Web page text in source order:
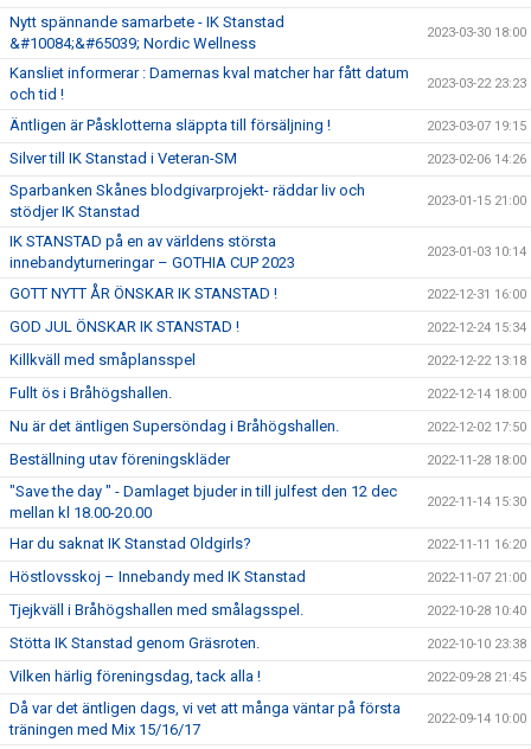
Nytt spännande samarbete - IK Stanstad
&#10084;&#65039; Nordic Wellness
2023-03-30 18:00
Kansliet informerar : Damernas kval matcher har fått datum
och tid !
2023-03-22 23:23
Äntligen är Påsklotterna släppta till försäljning ! 2023-03-07 19:15
Silver till IK Stanstad i Veteran-SM 2023-02-06 14:26
Sparbanken Skånes blodgivarprojekt- räddar liv och
stödjer IK Stanstad
2023-01-15 21:00
IK STANSTAD på en av världens största
innebandyturneringar – GOTHIA CUP 2023
2023-01-03 10:14
GOTT NYTT ÅR ÖNSKAR IK STANSTAD ! 2022-12-31 16:00
GOD JUL ÖNSKAR IK STANSTAD ! 2022-12-24 15:34
Killkväll med småplansspel 2022-12-22 13:18
Fullt ös i Bråhögshallen. 2022-12-14 18:00
Nu är det äntligen Supersöndag i Bråhögshallen. 2022-12-02 17:50
Beställning utav föreningskläder 2022-11-28 18:00
"Save the day " - Damlaget bjuder in till julfest den 12 dec
mellan kl 18.00-20.00
2022-11-14 15:30
Har du saknat IK Stanstad Oldgirls? 2022-11-11 16:20
Höstlovsskoj – Innebandy med IK Stanstad 2022-11-07 21:00
Tjejkväll i Bråhögshallen med smålagsspel. 2022-10-28 10:40
Stötta IK Stanstad genom Gräsroten. 2022-10-10 23:38
Vilken härlig föreningsdag, tack alla ! 2022-09-28 21:45
Då var det äntligen dags, vi vet att många väntar på första
träningen med Mix 15/16/17
2022-09-14 10:00